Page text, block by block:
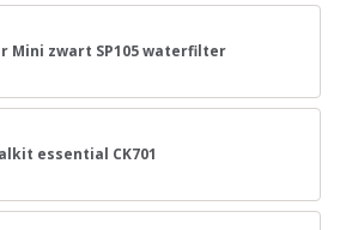
Mini zwart SP105 waterfilter
essential CK701